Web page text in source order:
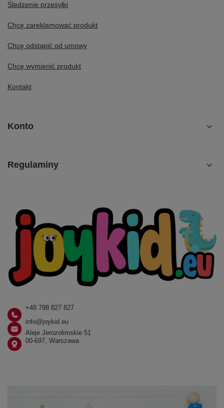
Śledzenie przesyłki
Chcę zareklamować produkt
Chcę odstąpić od umowy
Chcę wymienić produkt
Kontakt
Konto
Regulaminy
+48 798 827 827
info@joykid.eu
Aleje Jerozolimskie 51
00-697, Warszawa